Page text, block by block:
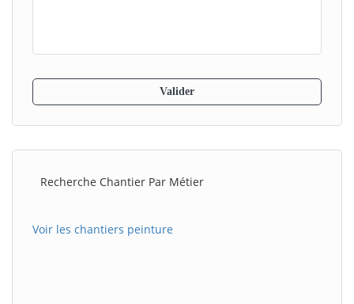
Recherche Chantier Par Métier
Voir les chantiers peinture